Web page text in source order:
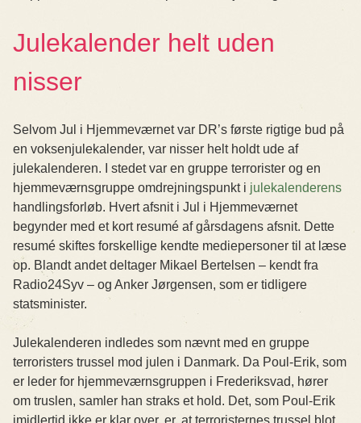
Julekalender helt uden
nisser
Selvom Jul i Hjemmeværnet var DR’s første rigtige bud på
en voksenjulekalender, var nisser helt holdt ude af
julekalenderen. I stedet var en gruppe terrorister og en
hjemmeværnsgruppe omdrejningspunkt i julekalenderens
handlingsforløb. Hvert afsnit i Jul i Hjemmeværnet
begynder med et kort resumé af gårsdagens afsnit. Dette
resumé skiftes forskellige kendte mediepersoner til at læse
op. Blandt andet deltager Mikael Bertelsen – kendt fra
Radio24Syv – og Anker Jørgensen, som er tidligere
statsminister.
Julekalenderen indledes som nævnt med en gruppe
terroristers trussel mod julen i Danmark. Da Poul-Erik, som
er leder for hjemmeværnsgruppen i Frederiksvad, hører
om truslen, samler han straks et hold. Det, som Poul-Erik
imidlertid ikke er klar over, er, at terroristernes trussel blot